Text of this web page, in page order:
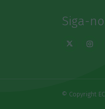
Siga-
© Copyright